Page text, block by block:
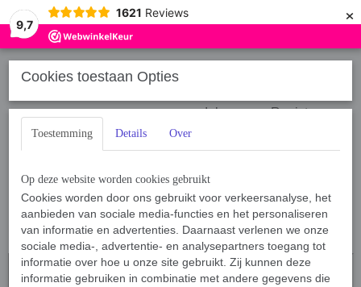
9,7
1621 Reviews ×
Inloggen Registreren
Home › Sport, Spel en Training
Cookies toestaan Opties
Toestemming Details Over
Op deze website worden cookies gebruikt
Cookies worden door ons gebruikt voor verkeersanalyse, het
aanbieden van sociale media-functies en het personaliseren
van informatie en advertenties. Daarnaast verlenen we onze
sociale media-, advertentie- en analysepartners toegang tot
informatie over hoe u onze site gebruikt. Zij kunnen deze
informatie gebruiken in combinatie met andere gegevens die